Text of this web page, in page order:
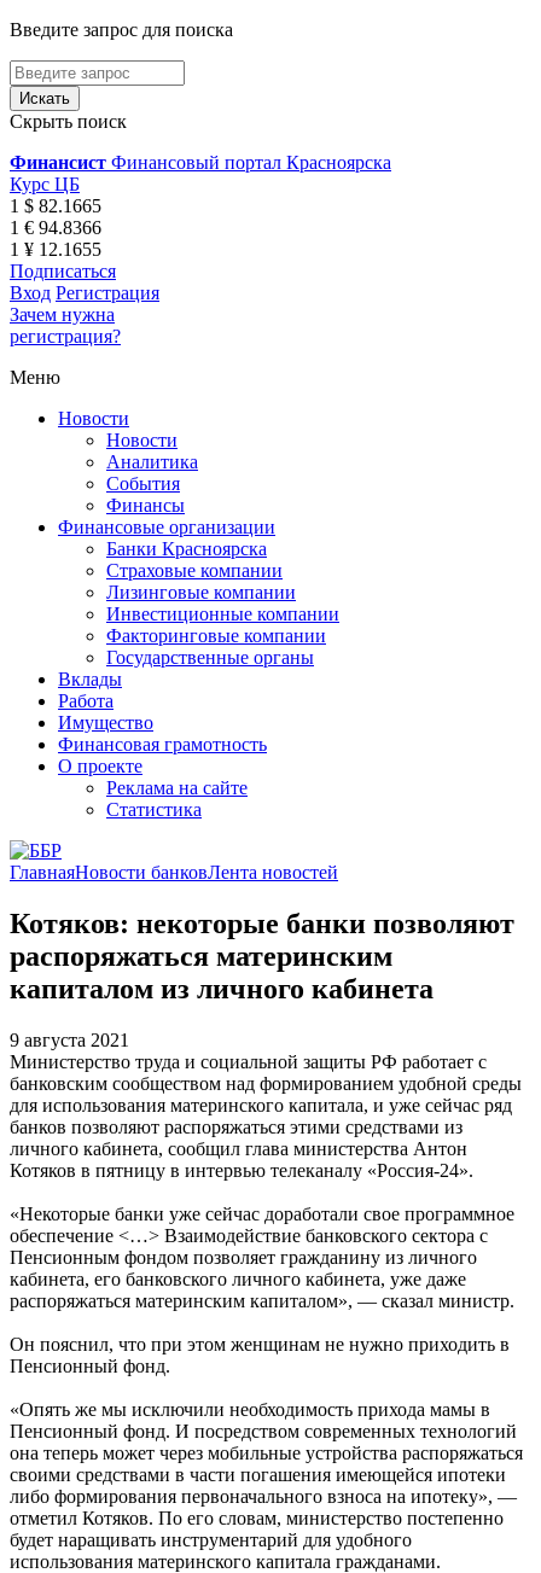
Введите запрос для поиска
Скрыть поиск
Финансист Финансовый портал Красноярска
Курс ЦБ
1 $ 82.1665
1 € 94.8366
1 ¥ 12.1655
Подписаться
Вход Регистрация
Зачем нужна
регистрация?
Меню
Новости
Новости
Аналитика
События
Финансы
Финансовые организации
Банки Красноярска
Страховые компании
Лизинговые компании
Инвестиционные компании
Факторинговые компании
Государственные органы
Вклады
Работа
Имущество
Финансовая грамотность
О проекте
Реклама на сайте
Статистика
ГлавнаяНовости банковЛента новостей
Котяков: некоторые банки позволяют
распоряжаться материнским
капиталом из личного кабинета
9 августа 2021
Министерство труда и социальной защиты РФ работает с
банковским сообществом над формированием удобной среды
для использования материнского капитала, и уже сейчас ряд
банков позволяют распоряжаться этими средствами из
личного кабинета, сообщил глава министерства Антон
Котяков в пятницу в интервью телеканалу «Россия-24».
«Некоторые банки уже сейчас доработали свое программное
обеспечение <…> Взаимодействие банковского сектора с
Пенсионным фондом позволяет гражданину из личного
кабинета, его банковского личного кабинета, уже даже
распоряжаться материнским капиталом», — сказал министр.
Он пояснил, что при этом женщинам не нужно приходить в
Пенсионный фонд.
«Опять же мы исключили необходимость прихода мамы в
Пенсионный фонд. И посредством современных технологий
она теперь может через мобильные устройства распоряжаться
своими средствами в части погашения имеющейся ипотеки
либо формирования первоначального взноса на ипотеку», —
отметил Котяков. По его словам, министерство постепенно
будет наращивать инструментарий для удобного
использования материнского капитала гражданами.